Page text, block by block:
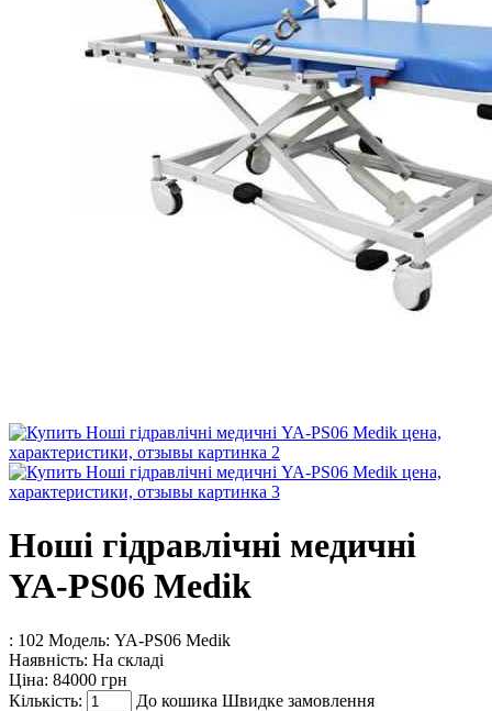
Ноші гідравлічні медичні
YA-PS06 Medik
: 102 Модель: YA-PS06 Medik
Наявність: На складі
Ціна: 84000 грн
Кількість:
До кошика Швидке замовлення